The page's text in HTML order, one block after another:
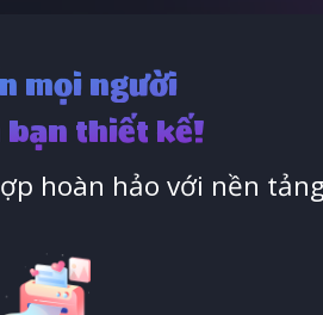
mọi người
thiết kế!
hoàn hảo với nền